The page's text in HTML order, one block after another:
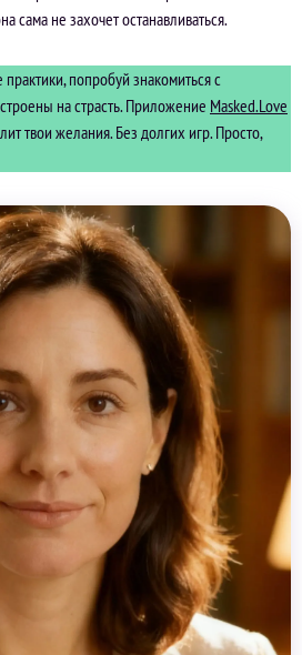
сама не захочет останавливаться.
попробуй знакомиться с
на страсть. Приложение Masked.Love
твои желания. Без долгих игр. Просто,